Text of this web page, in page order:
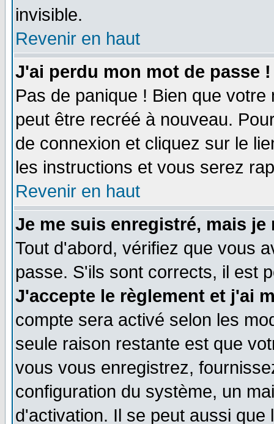
invisible.
Revenir en haut
J'ai perdu mon mot de passe !
Pas de panique ! Bien que
peut être recréé à nouveau.
de connexion et cliquez sur le
les instructions et vous serez
Revenir en haut
Je me suis enregistré, mais
Tout d'abord, vérifiez que vous
passe. S'ils sont corrects, il est
J'accepte le règlement et j'ai
compte sera activé selon les
seule raison restante est que
vous vous enregistrez,
configuration du système, un
d'activation. Il se peut aussi